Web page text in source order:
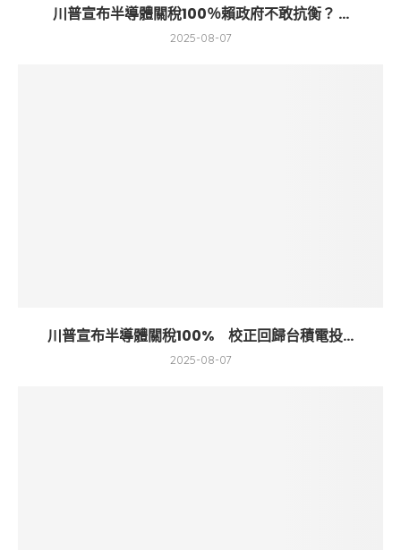
川普宣布半導體關稅100％賴政府不敢抗衡？ ...
2025-08-07
川普宣布半導體關稅100% 校正回歸台積電投...
2025-08-07